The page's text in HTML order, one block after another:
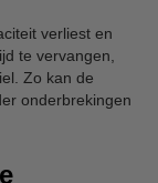
verliest en
te vervangen,
Zo kan de
onderbrekingen